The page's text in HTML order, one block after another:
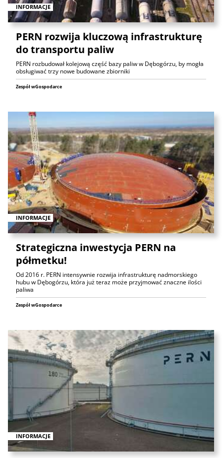
INFORMACJE
PERN rozwija kluczową infrastrukturę
do transportu paliw
PERN rozbudował kolejową część bazy paliw w Dębogórzu, by mogła
obsługiwać trzy nowe budowane zbiorniki
Zespół wGospodarce
INFORMACJE
Strategiczna inwestycja PERN na
półmetku!
Od 2016 r. PERN intensywnie rozwija infrastrukturę nadmorskiego
hubu w Dębogórzu, która już teraz może przyjmować znaczne ilości
paliwa
Zespół wGospodarce
INFORMACJE